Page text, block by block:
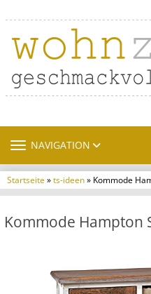
TOGGLE NAVIGATION
NAVIGATION
Startseite»ts-ideen» Kommode
Kommode Hampton